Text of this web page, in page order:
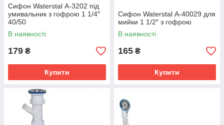
Сифон Waterstal А-3202 під
умивальник з гофрою 1 1/4″
40/50
В наявності
179 ₴
Купити
Сифон Waterstal А-40029 для
мийки 1 1/2″ з гофрою
В наявності
165 ₴
Купити